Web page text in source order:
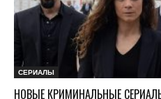
СЕРИАЛЫ
НОВЫЕ КРИМИНАЛЬНЫЕ